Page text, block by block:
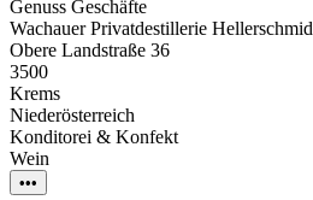
Genuss Geschäfte
Wachauer Privatdestillerie Hellerschmid
Obere Landstraße 36
3500
Krems
Niederösterreich
Konditorei & Konfekt
Wein
•••